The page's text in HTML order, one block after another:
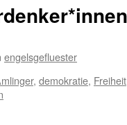
engelsgefluester
, demokratie, Freiheit